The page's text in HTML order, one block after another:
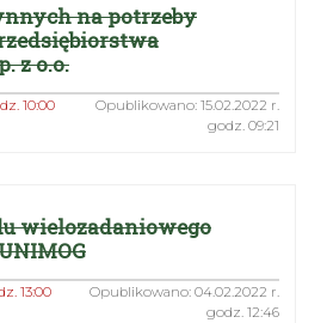
na potrzeby
z o.o.
10:00
Opublikowano: 15.02.2022 r.
godz. 09:21
wielozadaniowego
13:00
Opublikowano: 04.02.2022 r.
godz. 12:46